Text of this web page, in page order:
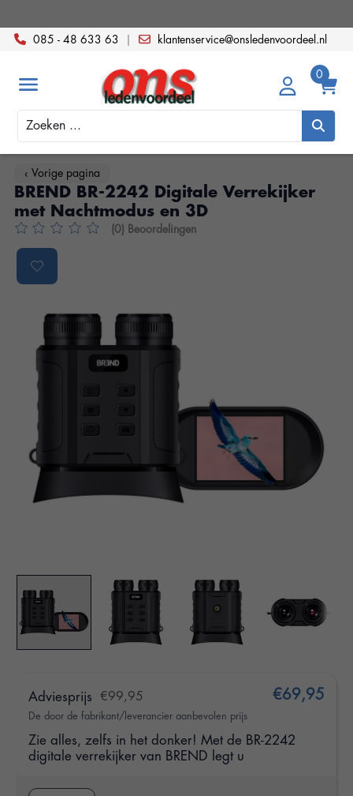
085 - 48 633 63 klantenservice@onsledenvoordeel.nl
Zoeken
‹ Vorige pagina
BREND BR-2242 Digitale Verrekijker
met Nachtmodus en 3D
De beoordeling van dit product is0van de 5
(0) Beoordelingen
Product image slideshow Items
Adviesprijs €99,95
De door de fabrikant/leverancier aanbevolen prijs
€69,95
Zie alles, zelfs in het donker! Met de BR-2242
digitale verrekijker van BREND legt u